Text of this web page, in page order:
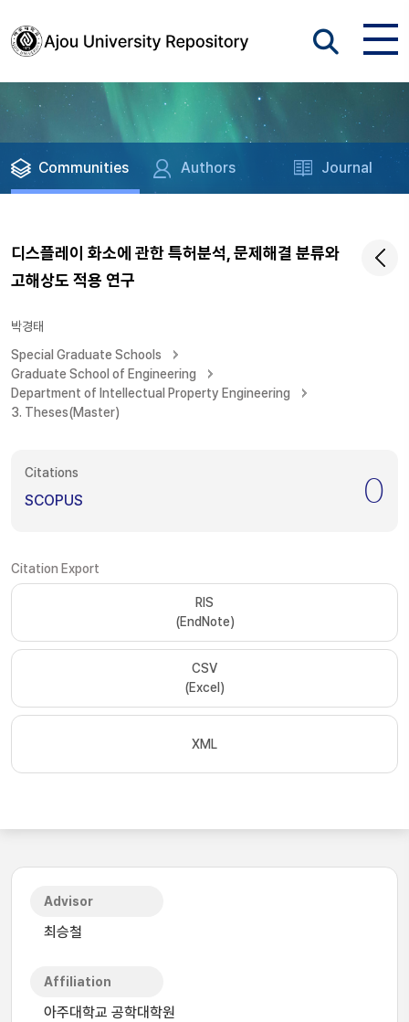
Communities Authors Journal
디스플레이 화소에 관한 특허분석, 문제해결 분류와
고해상도 적용 연구
박경태
Special Graduate Schools
Graduate School of Engineering
Department of Intellectual Property Engineering
3. Theses(Master)
Citations
SCOPUS 0
Citation Export
RIS
(EndNote)
CSV
(Excel)
XML
Advisor
최승철
Affiliation
아주대학교 공학대학원